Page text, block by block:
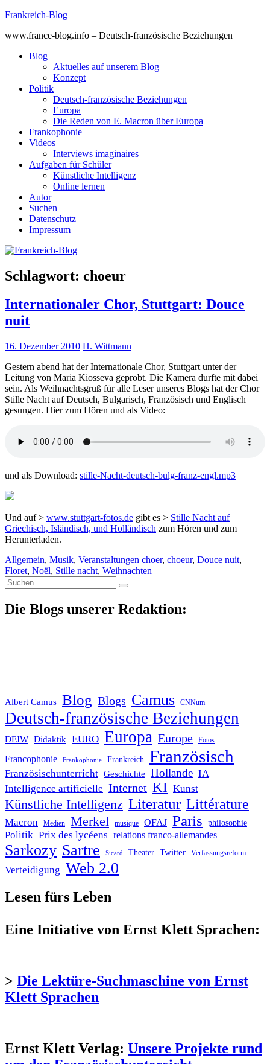
Skip
content
Frankreich-Blog
www.france-blog.info – Deutsch-französische Beziehungen
Blog
Aktuelles auf unserem Blog
Konzept
Politik
Deutsch-französische Beziehungen
Europa
Die Reden von E. Macron über Europa
Frankophonie
Videos
Interviews imaginaires
Aufgaben für Schüler
Künstliche Intelligenz
Online lernen
Autor
Suchen
Datenschutz
Impressum
Schlagwort: choeur
Internationaler Chor, Stuttgart: Douce
nuit
16. Dezember 2010 H. Wittmann
Gestern abend hat der Internationale Chor, Stuttgart unter der
Leitung von Maria Kiosseva geprobt. Die Kamera durfte mit dabei
sein. Als Weihnachtsgruß für alle Leser unseres Blogs hat der Chor
Stille Nacht auf Deutsch, Bulgarisch, Französisch und Englisch
gesungen. Hier zum Hören und als Video:
und als Download: stille-Nacht-deutsch-bulg-franz-engl.mp3
Und auf > www.stuttgart-fotos.de gibt es > Stille Nacht auf
Griechisch, Isländisch, und Holländisch zum Hören und zum
Herunterladen.
Allgemein, Musik, Veranstaltungen choer, choeur, Douce nuit,
Floret, Noël, Stille nacht, Weihnachten
Suche
nach:
Die Blogs unserer Redaktion:
Albert Camus Blog Blogs Camus CNNum
Deutsch-französische Beziehungen
DFJW Didaktik EURO Europa Europe Fotos
Francophonie Frankophonie Frankreich Französisch
Französischunterricht Geschichte Hollande IA
Intelligence artificielle Internet KI Kunst
Künstliche Intelligenz Literatur Littérature
Macron Medien Merkel musique OFAJ Paris philosophie
Politik Prix des lycéens relations franco-allemandes
Sarkozy Sartre Sicard Theater Twitter Verfassungsreform
Verteidigung Web 2.0
Lesen fürs Leben
Eine Initiative von Ernst Klett Sprachen:
> Die Lektüre-Suchmaschine von Ernst
Klett Sprachen
Ernst Klett Verlag: Unsere Projekte rund